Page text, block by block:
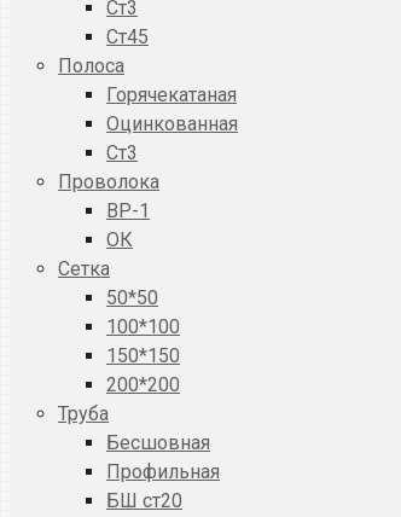
Ст3
Ст45
Полоса
Горячекатаная
Оцинкованная
Ст3
Проволока
ВР-1
ОК
Сетка
50*50
100*100
150*150
200*200
Труба
Бесшовная
Профильная
БШ ст20